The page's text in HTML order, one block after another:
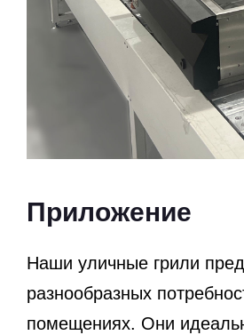
Приложение
Наши уличные грили
разнообразных
помещениях. Они